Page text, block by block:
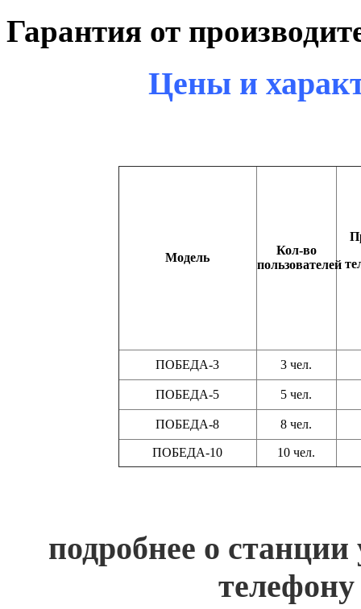
Гарантия от
Цены и
Модель
Кол-во
пользователей
ПОБЕДА-3 3 чел.
ПОБЕДА-5 5 чел.
ПОБЕДА-8 8 чел.
ПОБЕДА-10 10 чел.
подробнее о
телефону